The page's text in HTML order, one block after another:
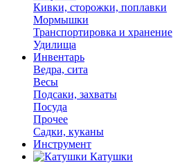
Кивки, сторожки, поплавки
Мормышки
Транспортировка и хранение
Удилища
Инвентарь
Ведра, сита
Весы
Подсаки, захваты
Посуда
Прочее
Садки, куканы
Инструмент
Катушки